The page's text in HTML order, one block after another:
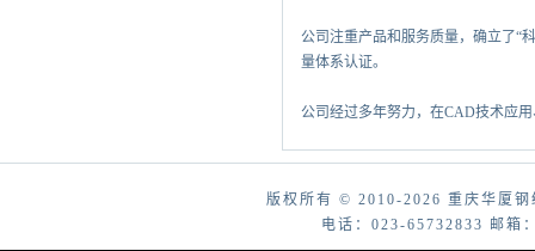
公司注重产品和服务质量，确立了“
量体系认证。
公司经过多年努力，在CAD技术应
版权所有 © 2010-2026 重庆华厦钢
电话：023-65732833 邮箱